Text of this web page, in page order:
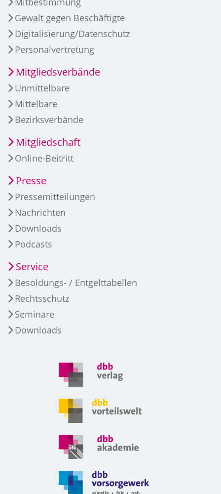
Gewalt gegen Beschäftigte
Digitalisierung/Datenschutz
Personalvertretung
Mitgliedsverbände
Unmittelbare
Mittelbare
Bezirksverbände
Mitgliedschaft
Online-Beitritt
Presse
Pressemitteilungen
Nachrichten
Downloads
Podcasts
Service
Besoldungs- / Entgelttabellen
Rechtsschutz
Seminare
Downloads